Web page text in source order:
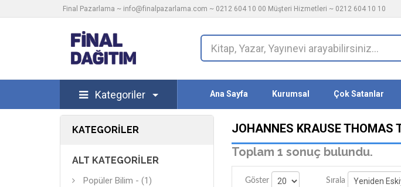
Final Pazarlama ~ info@finalpazarlama.com ~ 0212 604 10 00 Müşteri Hizmetleri ~ 0212 604 10 10
Kategoriler Ana Sayfa Kurumsal Çok Satanlar
KATEGORILER
ALT KATEGORILER
Popüler Bilim - (1)
JOHANNES KRAUSE THOMAS
Toplam 1 sonuç bulundu.
Göster Sırala